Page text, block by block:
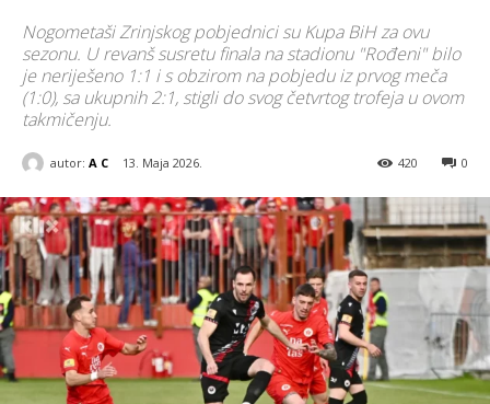
Nogometaši Zrinjskog pobjednici su Kupa BiH za ovu
sezonu. U revanš susretu finala na stadionu "Rođeni" bilo
je neriješeno 1:1 i s obzirom na pobjedu iz prvog meča
(1:0), sa ukupnih 2:1, stigli do svog četvrtog trofeja u ovom
takmičenju.
autor: A C 13. Maja 2026. 0
420